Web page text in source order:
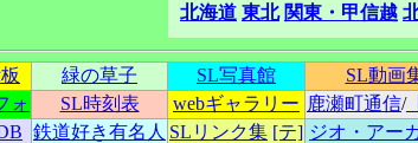
北海道 東北 関東・甲信越
緑の草子 SL写真館
SL動画
ォ SL時刻表 webギャラリー 鹿瀬町通信/
鉄道好き有名人 SLリンク集 [テ] ジオ・アー